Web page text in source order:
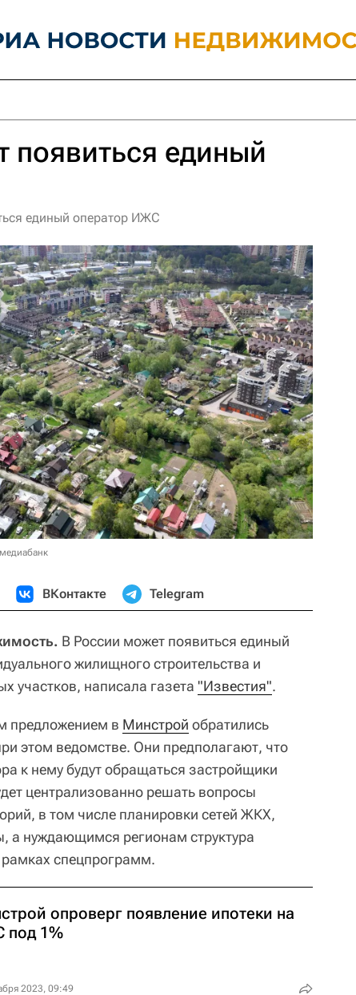
появиться единый
единый оператор ИЖС
ВКонтакте Telegram
В России может появиться единый
жилищного строительства и
участков, написала газета "Известия".
предложением в Минстрой обратились
этом ведомстве. Они предполагают, что
к нему будут обращаться застройщики
централизованно решать вопросы
в том числе планировки сетей ЖКХ,
а нуждающимся регионам структура
рамках спецпрограмм.
опроверг появление ипотеки на
1%
2023, 09:49